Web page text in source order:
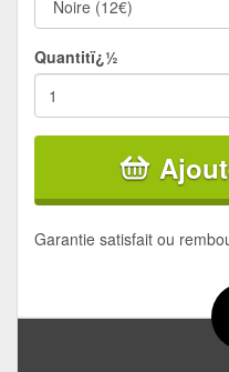
Quantitï¿½
Garantie satisfait ou